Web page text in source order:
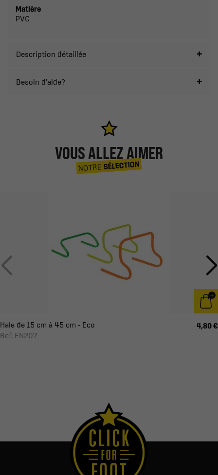
Matière
PVC
Description détaillée
Besoin d'aide?
VOUS ALLEZ AIMER
NOTRESÉLECTION
Haie de 15 cm à 45 cm - Eco
Ref: EN207
4,80 €